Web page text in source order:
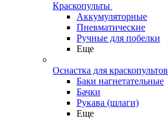
Краскопульты
Аккумуляторные
Пневматические
Ручные для побелки
Еще
Оснастка для краскопультов
Баки нагнетательные
Бачки
Рукава (шлаги)
Еще